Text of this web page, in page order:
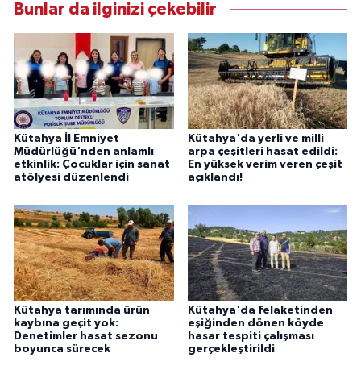
Bunlar da ilginizi çekebilir
Kütahya İl Emniyet
Müdürlüğü'nden anlamlı
etkinlik: Çocuklar için sanat
atölyesi düzenlendi
Kütahya'da yerli ve milli
arpa çeşitleri hasat edildi:
En yüksek verim veren çeşit
açıklandı!
Kütahya tarımında ürün
kaybına geçit yok:
Denetimler hasat sezonu
boyunca sürecek
Kütahya'da felaketinden
eşiğinden dönen köyde
hasar tespiti çalışması
gerçekleştirildi